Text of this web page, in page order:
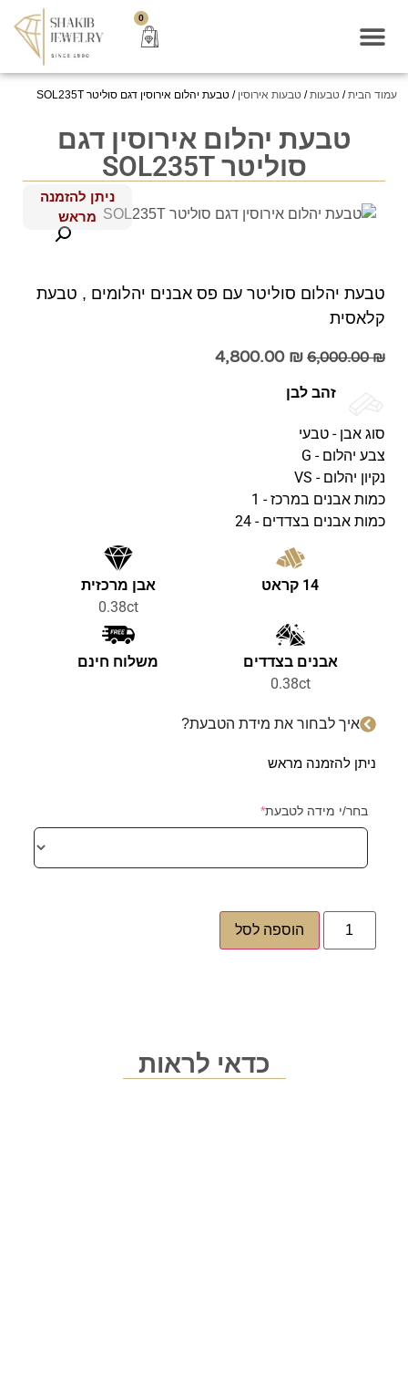
0
עמוד הבית/ טבעות/ טבעות אירוסין / טבעת יהלום אירוסין דגם סוליטר SOL235T
טבעת יהלום אירוסין דגם
סוליטר SOL235T
ניתן להזמנה
מראש
טבעת יהלום סוליטר עם פס אבנים יהלומים , טבעת
קלאסית
6,000.00₪
4,800.00 ₪
זהב לבן
סוג אבן - טבעי
צבע יהלום - G
נקיון יהלום - VS
כמות אבנים במרכז - 1
כמות אבנים בצדדים - 24
14 קראט
אבן מרכזית
0.38ct
אבנים בצדדים
0.38ct
משלוח חינם
איך לבחור את מידת הטבעת?
ניתן להזמנה מראש
בחר/י מידה לטבעת*
הוספה לסל
כדאי לראות